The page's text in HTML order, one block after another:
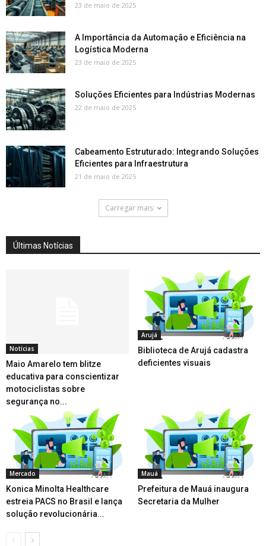
23 de maio de 2025
A Importância da Automação e Eficiência na
Logística Moderna
23 de maio de 2025
Soluções Eficientes para Indústrias Modernas
22 de maio de 2025
Cabeamento Estruturado: Integrando Soluções
Eficientes para Infraestrutura
21 de maio de 2025
Carregar mais
Últimas Notícias
Notícias
Maio Amarelo tem blitze
educativa para conscientizar
motociclistas sobre
segurança no...
Arujá
Biblioteca de Arujá cadastra
deficientes visuais
Mercado
Konica Minolta Healthcare
estreia PACS no Brasil e lança
solução revolucionária...
Mauá
Prefeitura de Mauá inaugura
Secretaria da Mulher